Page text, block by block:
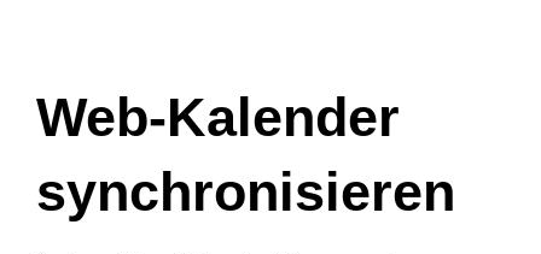
Web-Kalender
synchronisieren